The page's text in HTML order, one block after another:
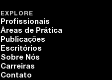
EXPLORE
Profissionais
Áreas de Prática
Publicações
Escritórios
Sobre Nós
Carreiras
Contato